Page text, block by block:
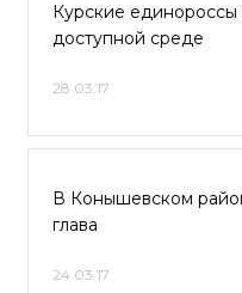
Курские
доступной среде
28.03.17
В Конышевском
глава
24.03.17